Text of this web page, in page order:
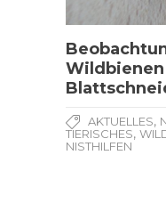
Wildbienen
AKTUELLES,
TIERISCHES,
NISTHILFEN